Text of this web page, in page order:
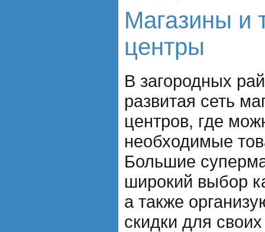
Магазины и
центры
В загородных
развитая сеть
центров, где
необходимые
Большие
широкий выбор
а также
скидки для